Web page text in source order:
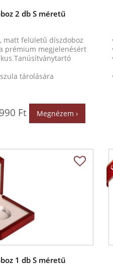
2 db S méretű
matt felületű díszdoboz
prémium megjelenésért
Tanúsítványtartó
tárolására
Ft Megnézem ›
1 db S méretű